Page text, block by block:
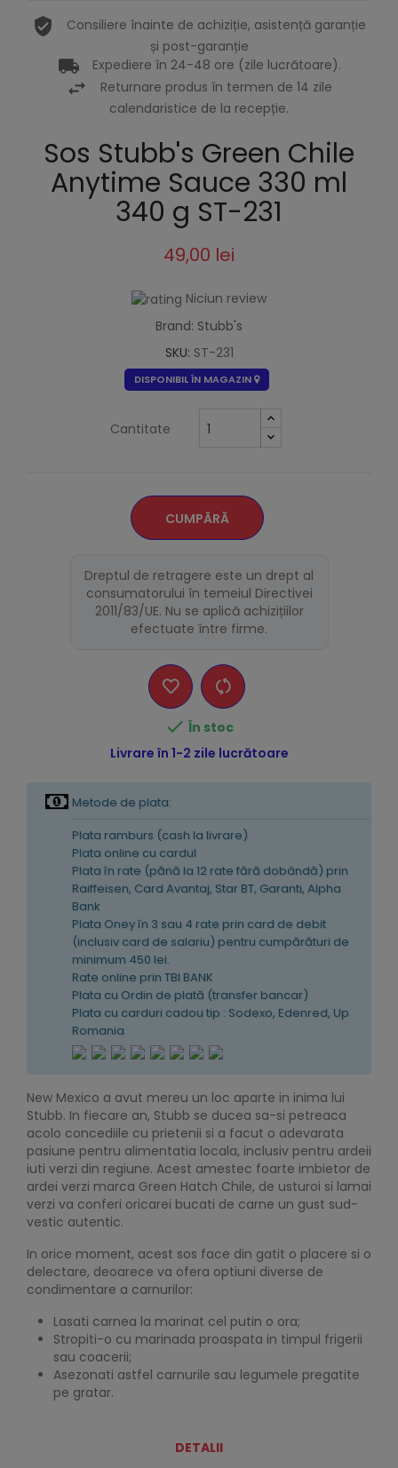
Consiliere înainte de achiziție, asistență garanție
și post-garanție
Expediere în 24-48 ore (zile lucrătoare).
Returnare produs în termen de 14 zile
calendaristice de la recepție.
Sos Stubb's Green Chile
Anytime Sauce 330 ml
340 g ST-231
49,00 lei
Niciun review
Brand: Stubb's
SKU: ST-231
DISPONIBIL ÎN MAGAZIN
Cantitate
CUMPĂRĂ
Dreptul de retragere este un drept al
consumatorului în temeiul Directivei
2011/83/UE. Nu se aplică achizițiilor
efectuate între firme.
 În stoc
Livrare în 1-2 zile lucrătoare
Metode de plata:
Plata ramburs (cash la livrare)
Plata online cu cardul
Plata în rate (pănă la 12 rate fără dobândă) prin
Raiffeisen, Card Avantaj, Star BT, Garanti, Alpha
Bank
Plata Oney în 3 sau 4 rate prin card de debit
(inclusiv card de salariu) pentru cumpărături de
minimum 450 lei.
Rate online prin TBI BANK
Plata cu Ordin de plată (transfer bancar)
Plata cu carduri cadou tip : Sodexo, Edenred, Up
Romania
New Mexico a avut mereu un loc aparte in inima lui
Stubb. In fiecare an, Stubb se ducea sa-si petreaca
acolo concediile cu prietenii si a facut o adevarata
pasiune pentru alimentatia locala, inclusiv pentru ardeii
iuti verzi din regiune. Acest amestec foarte imbietor de
ardei verzi marca Green Hatch Chile, de usturoi si lamai
verzi va conferi oricarei bucati de carne un gust sud-
vestic autentic.
In orice moment, acest sos face din gatit o placere si o
delectare, deoarece va ofera optiuni diverse de
condimentare a carnurilor:
Lasati carnea la marinat cel putin o ora;
Stropiti-o cu marinada proaspata in timpul frigerii
sau coacerii;
Asezonati astfel carnurile sau legumele pregatite
pe gratar.
DETALII